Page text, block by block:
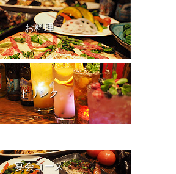
お料理
ドリンク
宴会コース